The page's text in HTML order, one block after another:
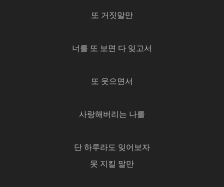
또 거짓말만
너를 또 보면 다 잊고서
또 웃으면서
사랑해버리는 나를
단 하루라도 잊어보자
못 지킬 말만